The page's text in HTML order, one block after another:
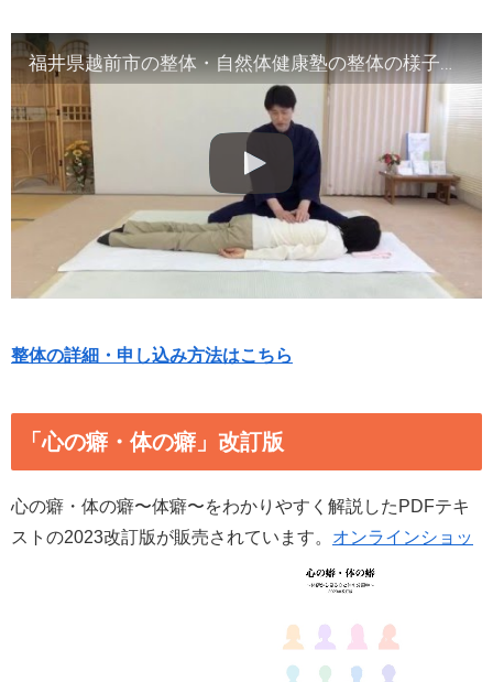
福井県越前市の整体・自然体健康塾の整体の様子（2）腹部や首など
整体の詳細・申し込み方法はこちら
「心の癖・体の癖」改訂版
心の癖・体の癖〜体癖〜をわかりやすく解説したPDFテキ
ストの2023改訂版が販売されています。 オンラインショッ